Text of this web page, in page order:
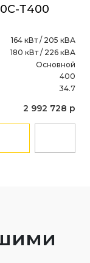
Т400
164 кВт / 205 кВА
180 кВт / 226 кВА
Основной
400
34.7
2 992 728 р